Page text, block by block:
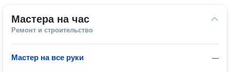
Мастера на час
Ремонт и строительство
—
Мастер на все руки